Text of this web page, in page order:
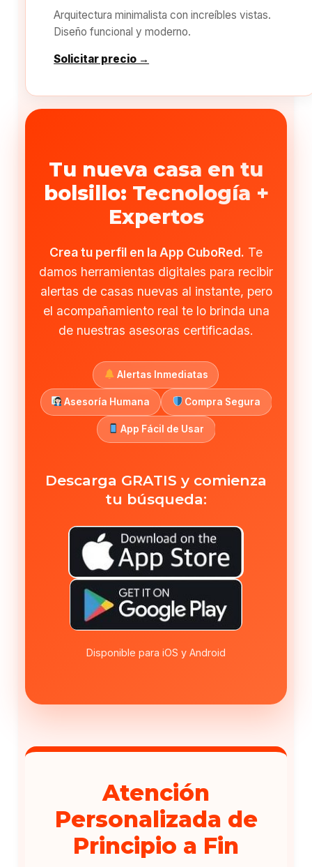
Arquitectura minimalista con increíbles vistas.
Diseño funcional y moderno.
Solicitar precio →
Tu nueva casa en tu
bolsillo: Tecnología +
Expertos
Crea tu perfil en la App CuboRed. Te
damos herramientas digitales para recibir
alertas de casas nuevas al instante, pero
el acompañamiento real te lo brinda una
de nuestras asesoras certificadas.
Alertas Inmediatas
Asesoría Humana Compra Segura
App Fácil de Usar
Descarga GRATIS y comienza
tu búsqueda:
Disponible para iOS y Android
Atención
Personalizada de
Principio a Fin